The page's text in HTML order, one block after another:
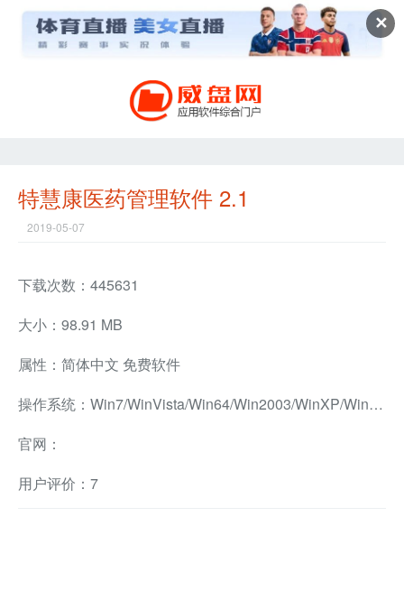
✕
特慧康医药管理软件 2.1
2019-05-07
下载次数：445631
大小：98.91 MB
属性：简体中文 免费软件
操作系统：Win7/WinVista/Win64/Win2003/WinXP/Win2000/Linux/Win98/WinNT4/WinMe兼容软件
官网：
用户评价：7